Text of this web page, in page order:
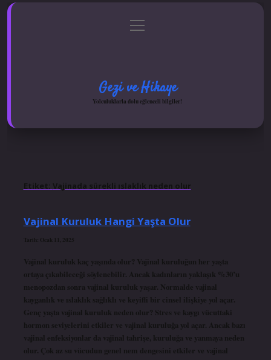
Gizlilik Politikası
menüyü
aç
Gezi ve Hikaye
Yolculuklarla dolu eğlenceli bilgiler!
Etiket: Vajinada sürekli ıslaklık neden olur
Vajinal Kuruluk Hangi Yaşta Olur
Tarih: Ocak 11, 2025
Vajinal kuruluk kaç yaşında olur? Vajinal kuruluğun her yaşta
ortaya çıkabileceği söylenebilir. Ancak kadınların yaklaşık %30’u
menopozdan sonra vajinal kuruluk yaşar. Normalde vajinal
kayganlık ve ıslaklık sağlıklı ve keyifli bir cinsel ilişkiye yol açar.
Genç yaşta vajinal kuruluk neden olur? Stres ve kaygı vücuttaki
hormon seviyelerini etkiler ve vajinal kuruluğa yol açar. Ancak bazı
vajinal enfeksiyonlar da vajinal tahrişe, kuruluğa ve yanmaya neden
olur. Çok az su vücudun genel nem dengesini etkiler ve vajinal